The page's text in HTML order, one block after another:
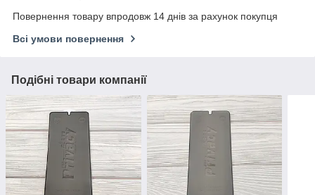
Повернення товару впродовж 14 днів за рахунок покупця
Всі умови повернення
Подібні товари компанії